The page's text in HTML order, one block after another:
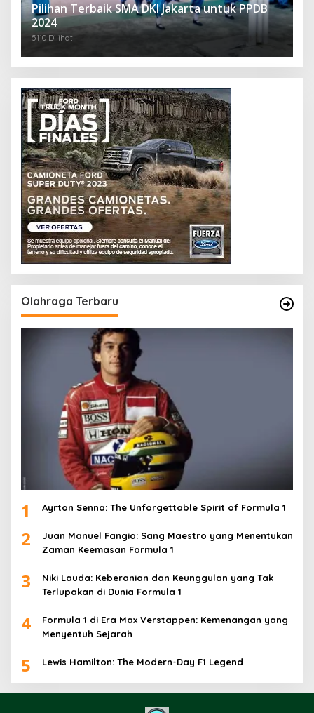
Pilihan Terbaik SMA DKI Jakarta untuk PPDB
2024
5110 Dilihat
Olahraga Terbaru
1 Ayrton Senna: The Unforgettable Spirit of Formula 1
2
Juan Manuel Fangio: Sang Maestro yang Menentukan
Zaman Keemasan Formula 1
3
Niki Lauda: Keberanian dan Keunggulan yang Tak
Terlupakan di Dunia Formula 1
4
Formula 1 di Era Max Verstappen: Kemenangan yang
Menyentuh Sejarah
5 Lewis Hamilton: The Modern-Day F1 Legend